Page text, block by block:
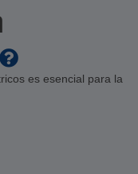
es esencial para la